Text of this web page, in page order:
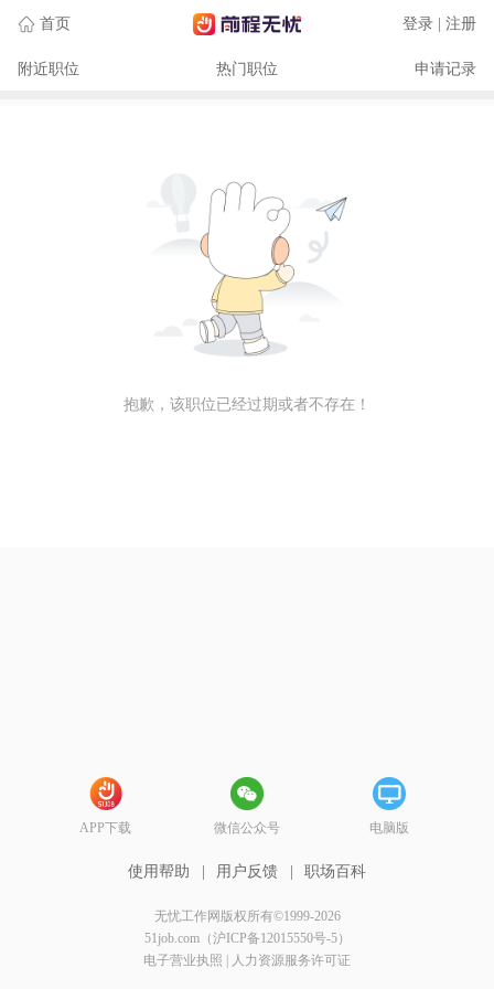
首页 登录 | 注册
附近职位 热门职位 申请记录
抱歉，该职位已经过期或者不存在！
APP下载 微信公众号 电脑版
使用帮助 用户反馈 职场百科
无忧工作网版权所有©1999-2026
51job.com（沪ICP备12015550号-5）
电子营业执照
人力资源服务许可证